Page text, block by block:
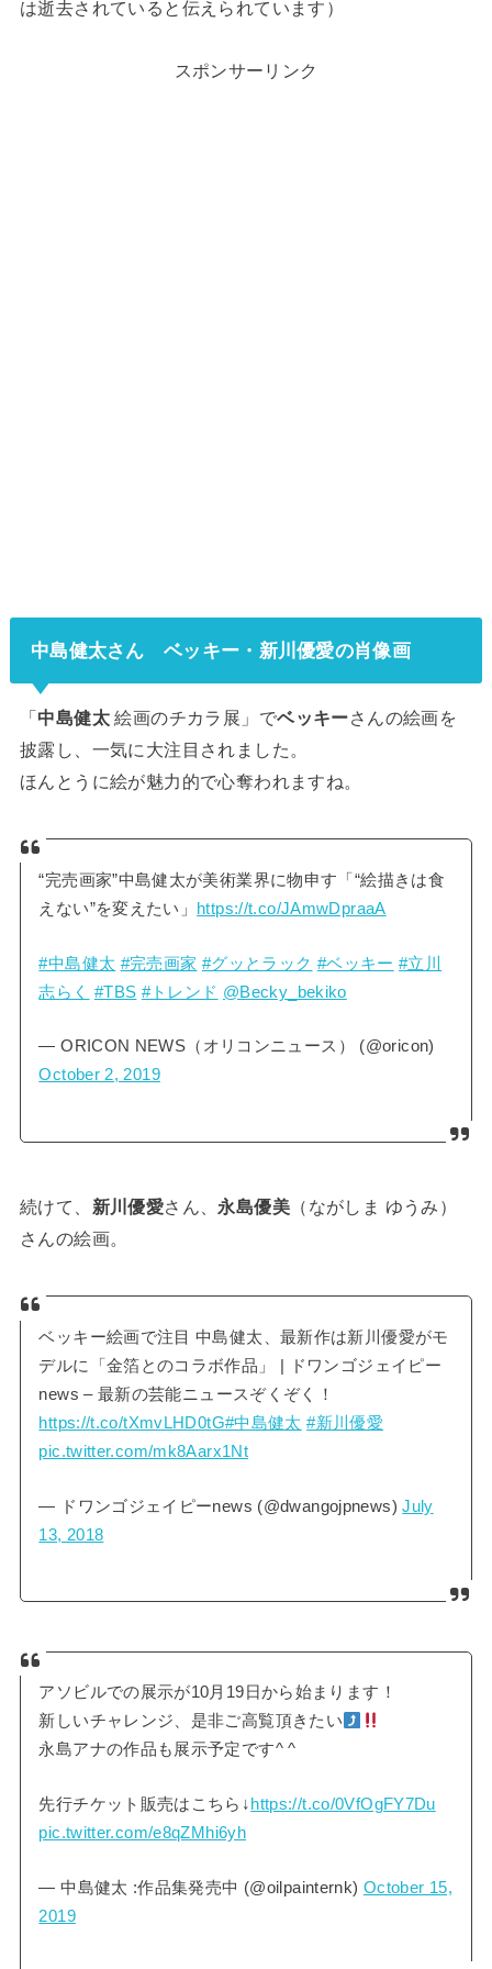
は逝去されていると伝えられています）
スポンサーリンク
中島健太さん ベッキー・新川優愛の肖像画
「中島健太絵画のチカラ展」でベッキーさんの絵画を
披露し、一気に大注目されました。
ほんとうに絵が魅力的で心奪われますね。
“完売画家”中島健太が美術業界に物申す「“絵描きは食
えない”を変えたい」
https://t.co/JAmwDpraaA
#中島健太 #完売画家 #グッとラック #ベッキー #立川
志らく
#TBS #トレンド @Becky_bekiko
— ORICON NEWS（オリコンニュース） (@oricon)
October 2, 2019
続けて、 新川優愛さん、 永島優美 （ながしま ゆうみ）
さんの絵画。
ベッキー絵画で注目 中島健太、最新作は新川優愛がモ
デルに「金箔とのコラボ作品」 | ドワンゴジェイピー
news – 最新の芸能ニュースぞくぞく！
https://t.co/tXmvLHD0tG#中島健太 #新川優愛
pic.twitter.com/mk8Aarx1Nt
— ドワンゴジェイピーnews (@dwangojpnews)July
13, 2018
アソビルでの展示が10月19日から始まります！
新しいチャレンジ、是非ご高覧頂きたい
永島アナの作品も展示予定です^ ^
先行チケット販売はこちら↓ https://t.co/0VfOgFY7Du
pic.twitter.com/e8qZMhi6yh
— 中島健太 :作品集発売中 (@oilpainternk) October 15,
2019